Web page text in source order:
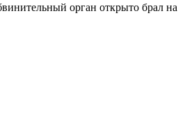
орган открыто брал на